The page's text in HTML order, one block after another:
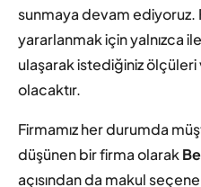
sunmaya devam ediyoruz.
yararlanmak için yalnızca
ulaşarak istediğiniz
olacaktır.
Firmamız her durumda
düşünen bir firma olarak
açısından da makul